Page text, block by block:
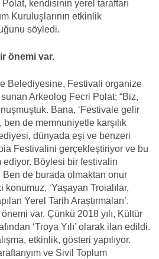
kendisinin yerel taraftarı
Kuruluşlarının etkinlik
söyledi.
önemi var.
Belediyesine, Festivali organize
Arkeolog Fecri Polat; “Biz,
Bana, ‘Festivale gelir
de memnuniyetle karşılık
dünyada eşi ve benzeri
Festivalini gerçekleştiriyor ve bu
ediyor. Böylesi bir festivalin
Ben de burada olmaktan onur
‘Yaşayan Troialılar,
Yerel Tarih Araştırmaları’.
var. Çünkü 2018 yılı, Kültür
‘Troya Yılı’ olarak ilan edildi.
etkinlik, gösteri yapılıyor.
ve Sivil Toplum